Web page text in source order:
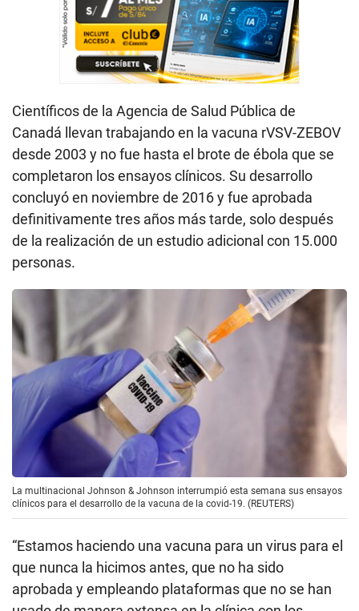
Científicos de la Agencia de Salud Pública de
Canadá llevan trabajando en la vacuna rVSV-ZEBOV
desde 2003 y no fue hasta el brote de ébola que se
completaron los ensayos clínicos. Su desarrollo
concluyó en noviembre de 2016 y fue aprobada
definitivamente tres años más tarde, solo después
de la realización de un estudio adicional con 15.000
personas.
La multinacional Johnson & Johnson interrumpió esta semana sus ensayos
clínicos para el desarrollo de la vacuna de la covid-19. (REUTERS)
“Estamos haciendo una vacuna para un virus para el
que nunca la hicimos antes, que no ha sido
aprobada y empleando plataformas que no se han